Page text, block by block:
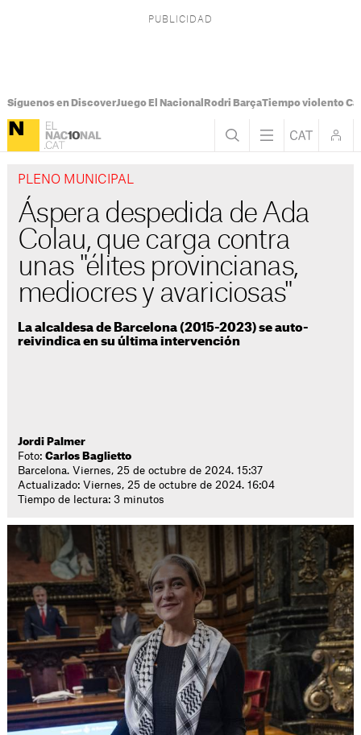
Síguenos en DiscoverJuego El Nacional Rodri BarçaTiempo violento
PLENO MUNICIPAL
Áspera despedida de Ada
Colau, que carga contra
unas "élites provincianas,
mediocres y avariciosas"
La alcaldesa de Barcelona (2015-2023) se auto-
reivindica en su última intervención
Jordi Palmer
Foto:Carlos Baglietto
Barcelona. Viernes, 25 de octubre de 2024. 15:37
Actualizado: Viernes, 25 de octubre de 2024. 16:04
Tiempo de lectura: 3 minutos